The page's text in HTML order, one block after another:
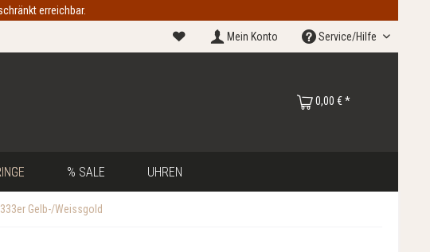
erreichbar.
Mein Konto Service/Hilfe
0,00 € *
% SALE UHREN
Gelb-/Weissgold